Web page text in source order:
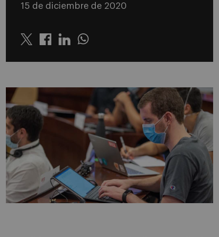
15 de diciembre de 2020
Twitter LinkedinWhatsapp